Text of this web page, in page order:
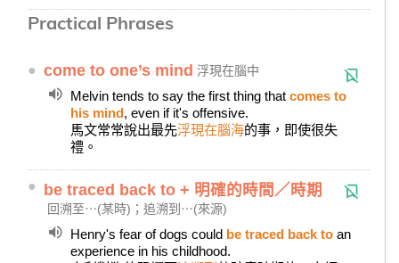
Practical Phrases
● come to one’s mind 浮現在腦中
Melvin tends to say the first thing that comes to
his mind, even if it's offensive.
馬文常常說出最先浮現在腦海的事，即使很失
禮。
● be traced back to + 明確的時間／時期
回溯至⋯(某時)；追溯到⋯(來源)
Henry's fear of dogs could be traced back to an
experience in his childhood.